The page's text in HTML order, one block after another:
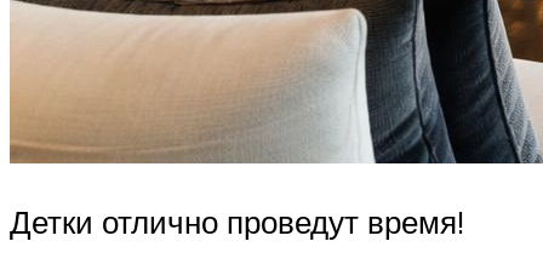
Детки отлично проведут время!